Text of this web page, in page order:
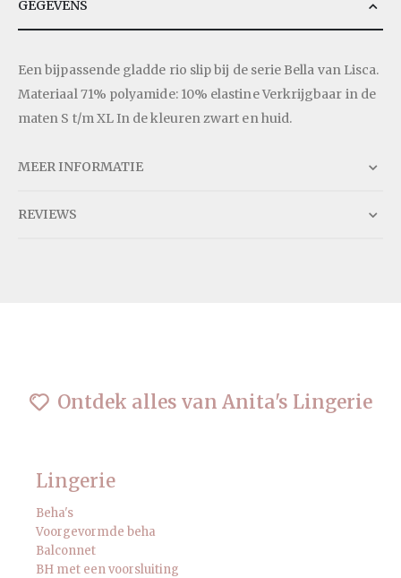
GEGEVENS
Een bijpassende gladde rio slip bij de serie Bella van Lisca.
Materiaal 71% polyamide: 10% elastine Verkrijgbaar in de
maten S t/m XL In de kleuren zwart en huid.
MEER INFORMATIE
REVIEWS
Ontdek alles van Anita's Lingerie
Lingerie
Beha's
Voorgevormde beha
Balconnet
BH met een voorsluiting